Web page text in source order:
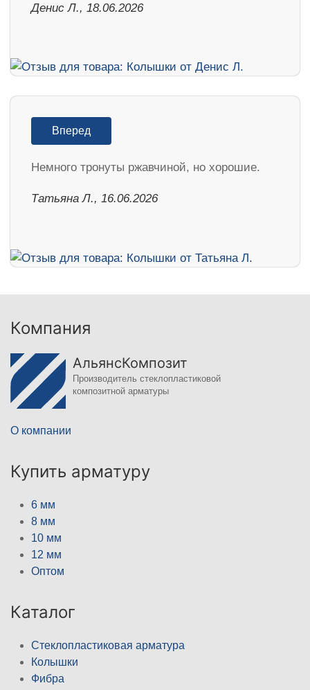
Денис Л., 18.06.2026
Вперед
Немного тронуты ржавчиной, но хорошие.
Татьяна Л., 16.06.2026
Компания
АльянсКомпозит
Производитель стеклопластиковой
композитной арматуры
О компании
Купить арматуру
6 мм
8 мм
10 мм
12 мм
Оптом
Каталог
Стеклопластиковая арматура
Колышки
Фибра